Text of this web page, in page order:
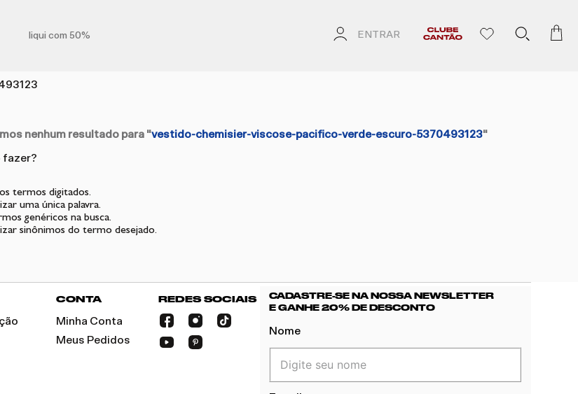
liqui com 50% ENTRAR
nenhum resultado para "vestido-chemisier-viscose-pacifico-verde-escuro-5370493123"
fazer?
termos digitados.
uma única palavra.
genéricos na busca.
sinônimos do termo desejado.
CONTA
Minha Conta
Meus Pedidos
REDES SOCIAIS
CADASTRE-SE NA NOSSA NEWSLETTER
E GANHE 20% DE DESCONTO
Nome